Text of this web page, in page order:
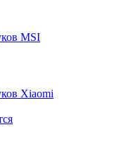
MSI
Xiaomi